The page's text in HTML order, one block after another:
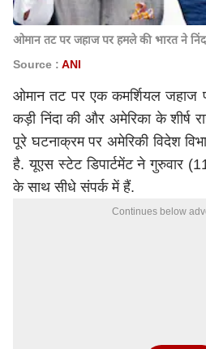
ओमान तट पर जहाज पर हमले की भारत ने
Source : ANI
ओमान तट पर एक कमर्शियल जहाज
कड़ी निंदा की और अमेरिका के शीर्ष
पूरे घटनाक्रम पर अमेरिकी विदेश
है. यूएस स्टेट डिपार्टमेंट ने गुरुवार
के साथ सीधे संपर्क में हैं.
Continues below